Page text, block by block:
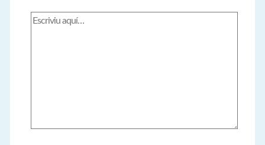
Escriviu